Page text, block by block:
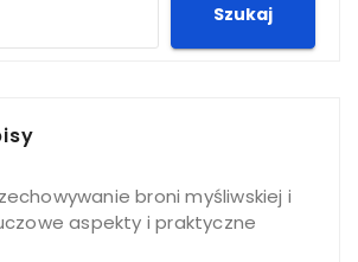
Szukaj
broni myśliwskiej i
aspekty i praktyczne